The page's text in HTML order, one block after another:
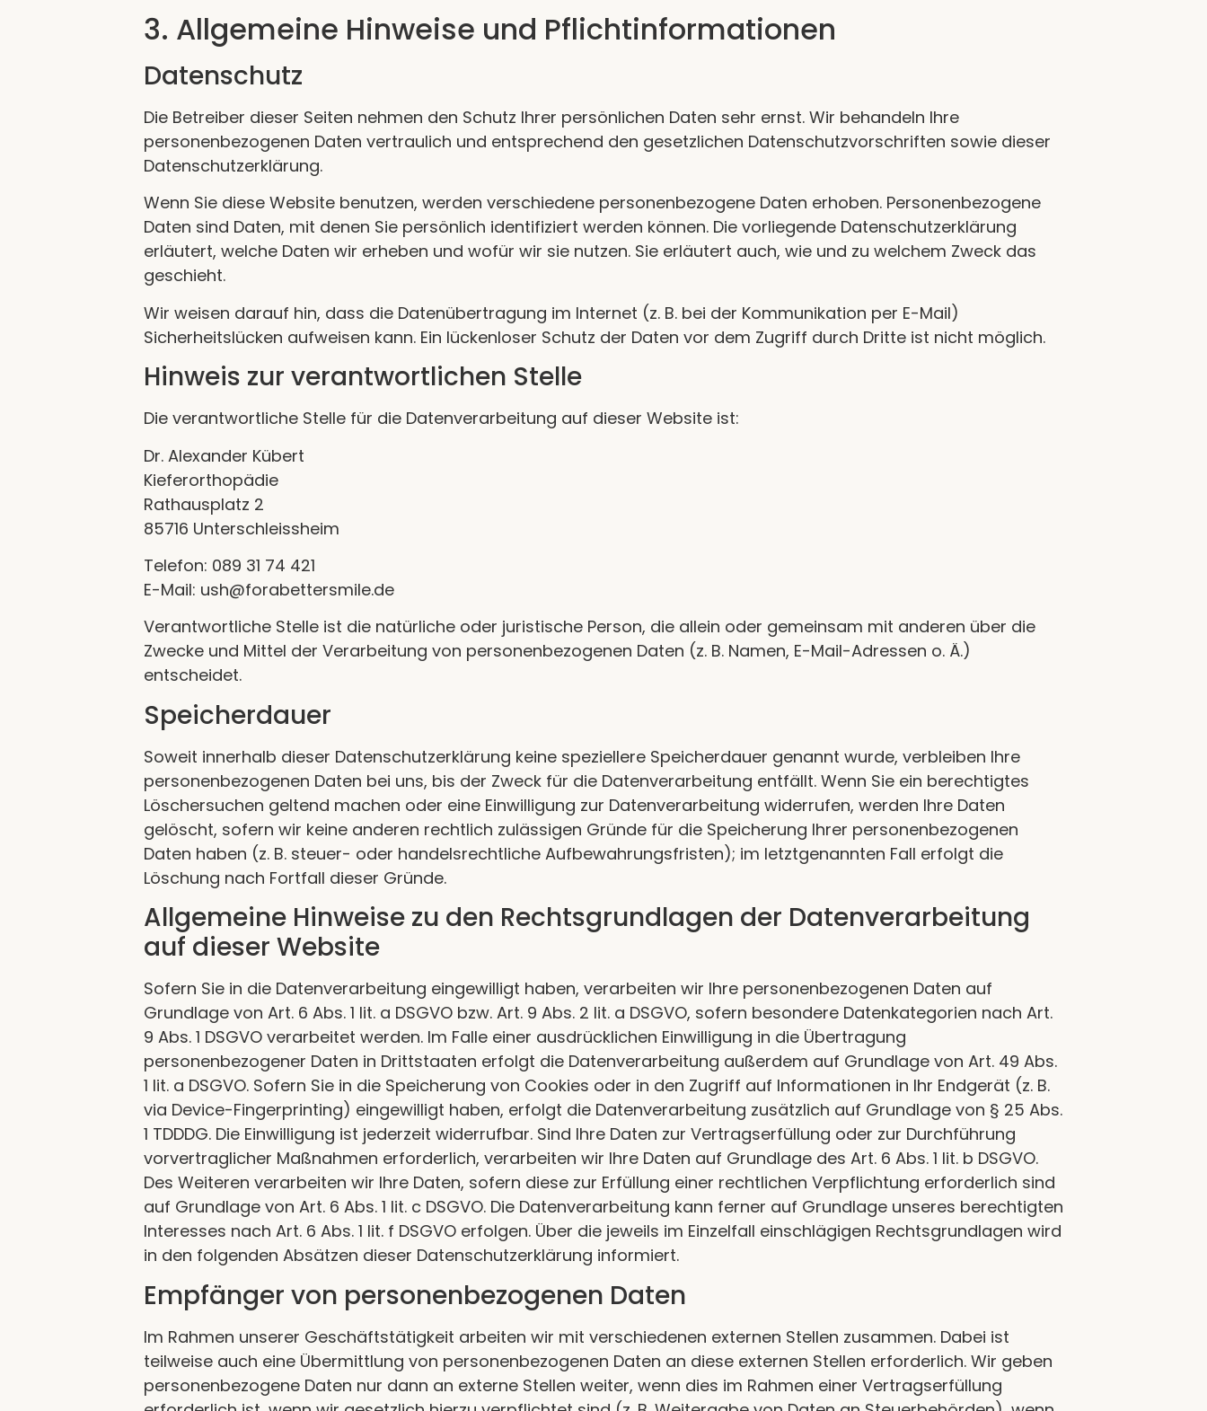
3. Allgemeine Hinweise und Pflicht­informationen
Datenschutz
Die Betreiber dieser Seiten nehmen den Schutz Ihrer persönlichen Daten sehr ernst. Wir behandeln Ihre
personenbezogenen Daten vertraulich und entsprechend den gesetzlichen Datenschutzvorschriften sowie dieser
Datenschutzerklärung.
Wenn Sie diese Website benutzen, werden verschiedene personenbezogene Daten erhoben. Personenbezogene
Daten sind Daten, mit denen Sie persönlich identifiziert werden können. Die vorliegende Datenschutzerklärung
erläutert, welche Daten wir erheben und wofür wir sie nutzen. Sie erläutert auch, wie und zu welchem Zweck das
geschieht.
Wir weisen darauf hin, dass die Datenübertragung im Internet (z. B. bei der Kommunikation per E-Mail)
Sicherheitslücken aufweisen kann. Ein lückenloser Schutz der Daten vor dem Zugriff durch Dritte ist nicht möglich.
Hinweis zur verantwortlichen Stelle
Die verantwortliche Stelle für die Datenverarbeitung auf dieser Website ist:
Dr. Alexander Kübert
Kieferorthopädie
Rathausplatz 2
85716 Unterschleissheim
Telefon: 089 31 74 421
E-Mail: ush@forabettersmile.de
Verantwortliche Stelle ist die natürliche oder juristische Person, die allein oder gemeinsam mit anderen über die
Zwecke und Mittel der Verarbeitung von personenbezogenen Daten (z. B. Namen, E-Mail-Adressen o. Ä.)
entscheidet.
Speicherdauer
Soweit innerhalb dieser Datenschutzerklärung keine speziellere Speicherdauer genannt wurde, verbleiben Ihre
personenbezogenen Daten bei uns, bis der Zweck für die Datenverarbeitung entfällt. Wenn Sie ein berechtigtes
Löschersuchen geltend machen oder eine Einwilligung zur Datenverarbeitung widerrufen, werden Ihre Daten
gelöscht, sofern wir keine anderen rechtlich zulässigen Gründe für die Speicherung Ihrer personenbezogenen
Daten haben (z. B. steuer- oder handelsrechtliche Aufbewahrungsfristen); im letztgenannten Fall erfolgt die
Löschung nach Fortfall dieser Gründe.
Allgemeine Hinweise zu den Rechtsgrundlagen der Datenverarbeitung
auf dieser Website
Sofern Sie in die Datenverarbeitung eingewilligt haben, verarbeiten wir Ihre personenbezogenen Daten auf
Grundlage von Art. 6 Abs. 1 lit. a DSGVO bzw. Art. 9 Abs. 2 lit. a DSGVO, sofern besondere Datenkategorien nach Art.
9 Abs. 1 DSGVO verarbeitet werden. Im Falle einer ausdrücklichen Einwilligung in die Übertragung
personenbezogener Daten in Drittstaaten erfolgt die Datenverarbeitung außerdem auf Grundlage von Art. 49 Abs.
1 lit. a DSGVO. Sofern Sie in die Speicherung von Cookies oder in den Zugriff auf Informationen in Ihr Endgerät (z. B.
via Device-Fingerprinting) eingewilligt haben, erfolgt die Datenverarbeitung zusätzlich auf Grundlage von § 25 Abs.
1 TDDDG. Die Einwilligung ist jederzeit widerrufbar. Sind Ihre Daten zur Vertragserfüllung oder zur Durchführung
vorvertraglicher Maßnahmen erforderlich, verarbeiten wir Ihre Daten auf Grundlage des Art. 6 Abs. 1 lit. b DSGVO.
Des Weiteren verarbeiten wir Ihre Daten, sofern diese zur Erfüllung einer rechtlichen Verpflichtung erforderlich sind
auf Grundlage von Art. 6 Abs. 1 lit. c DSGVO. Die Datenverarbeitung kann ferner auf Grundlage unseres berechtigten
Interesses nach Art. 6 Abs. 1 lit. f DSGVO erfolgen. Über die jeweils im Einzelfall einschlägigen Rechtsgrundlagen wird
in den folgenden Absätzen dieser Datenschutzerklärung informiert.
Empfänger von personenbezogenen Daten
Im Rahmen unserer Geschäftstätigkeit arbeiten wir mit verschiedenen externen Stellen zusammen. Dabei ist
teilweise auch eine Übermittlung von personenbezogenen Daten an diese externen Stellen erforderlich. Wir geben
personenbezogene Daten nur dann an externe Stellen weiter, wenn dies im Rahmen einer Vertragserfüllung